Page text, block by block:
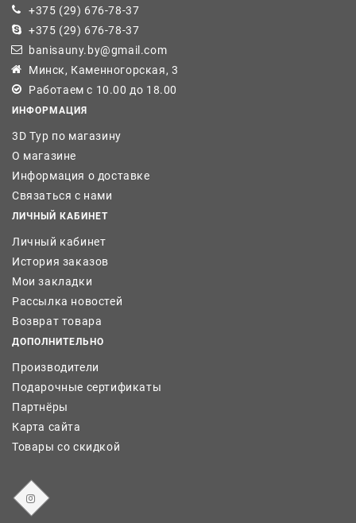
+375 (29) 676-78-37
+375 (29) 676-78-37
banisauny.by@gmail.com
Минск, Каменногорская, 3
Работаем с 10.00 до 18.00
ИНФОРМАЦИЯ
3D Тур по магазину
О магазине
Информация о доставке
Связаться с нами
ЛИЧНЫЙ КАБИНЕТ
Личный кабинет
История заказов
Мои закладки
Рассылка новостей
Возврат товара
ДОПОЛНИТЕЛЬНО
Производители
Подарочные сертификаты
Партнёры
Карта сайта
Товары со скидкой